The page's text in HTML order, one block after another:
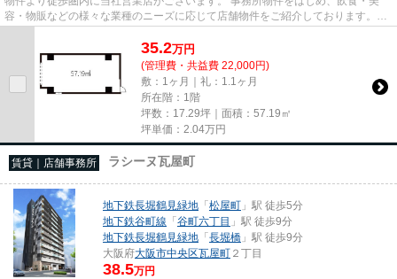
容・物販などの様々な業種のニーズに応じて店舗物件をご紹介しております。
尚、弊社ではおとり広告は一切...
35.2万円
(管理費・共益費 22,000円)
敷：1ヶ月｜礼：1.1ヶ月
所在階：1階
坪数：17.29坪｜面積：57.19㎡
坪単価： 2.04万円
賃貸｜店舗事務所 ラシーヌ瓦屋町
地下鉄長堀鶴見緑地 「松屋町 」駅 徒歩5分
地下鉄谷町線 「谷町六丁目 」駅 徒歩9分
地下鉄長堀鶴見緑地 「長堀橋 」駅 徒歩9分
大阪府大阪市中央区瓦屋町 ２丁目
38.5万円